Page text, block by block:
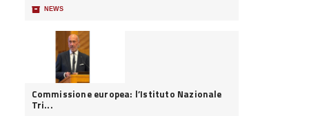
📦 NEWS
Commissione europea: l’Istituto Nazionale
Tri...